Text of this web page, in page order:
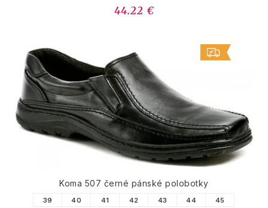
44.22 €
Koma 507 černé pánské polobotky
39 40 41 42 43 44 45